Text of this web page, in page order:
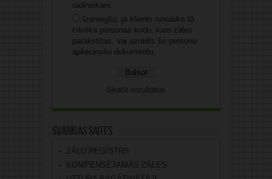
radiniekam.
Izsniegšu, ja klients nosauks tā
cilvēka personas kodu, kam zāles
parakstītas, vai uzrādīs šo personu
apliecinošu dokumentu.
Skatīt rezultātus
Svarīgas saites
ZĀĻU REĢISTRS
KOMPENSĒJAMĀS ZĀLES